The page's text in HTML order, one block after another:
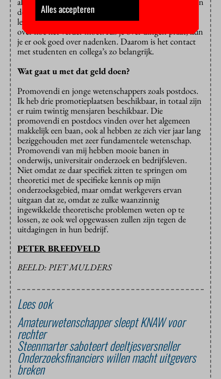
de plaats gekomen. Als ik voor de collegezaal sta uit te
leggen wat ik heb ontdekt, krijg ik vaak weer ideeën
over hoe het verder moet. Als je over dingen praat, kun
je er ook goed over nadenken. Daarom is het contact
met studenten en collega’s zo belangrijk.
Wat gaat u met dat geld doen?
Promovendi en jonge wetenschappers zoals postdocs.
Ik heb drie promotieplaatsen beschikbaar, in totaal zijn
er ruim twintig mensjaren beschikbaar. Die
promovendi en postdocs vinden over het algemeen
makkelijk een baan, ook al hebben ze zich vier jaar lang
beziggehouden met zeer fundamentele wetenschap.
Promovendi van mij hebben mooie banen in
onderwijs, universitair onderzoek en bedrijfsleven.
Niet omdat ze daar specifiek zitten te springen om
theoretici met de specifieke kennis op mijn
onderzoeksgebied, maar omdat werkgevers ervan
uitgaan dat ze, omdat ze zulke waanzinnig
ingewikkelde theoretische problemen weten op te
lossen, ze ook wel opgewassen zullen zijn tegen de
uitdagingen in hun bedrijf.
PETER BREEDVELD
BEELD: PIET MULDERS
Lees ook
Amateurwetenschapper sleept KNAW voor
rechter
Steenmarter saboteert deeltjesversneller
Onderzoeksfinanciers willen macht uitgevers
breken
Alles accepteren